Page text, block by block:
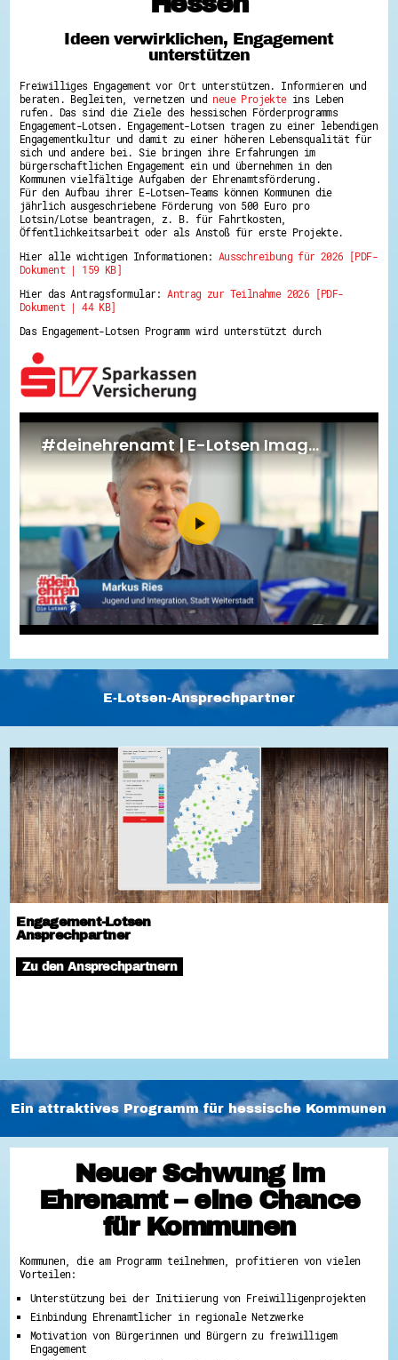
Hessen hilft Ukraine
Zeig uns dein Ehrenamt
Wettbewerb | Trikotwettbewerb
Wettbewerb | 80 Jahre Hessen - Engagement
mit Herz
8 Vereine x 80 Jahre x 1.000 €
Ausgezeichnete Projekte
Menschen des Respekts
SHARE IT: Teile deine Infos!
Gestalte dein Ehrenamt
Ehrenamts-Card Hessen
Engagement-Lotsen
Crowdfunding - Viele schaffen mehr
Ehrentag
Hessen engagiert - Digitale Themenabende
Kompetenznachweis Hessen
Service-Learning
Mach dich schlau
GEMA-Pakt
Di@-Lotsen in Hessen
Energiepreiskrise und Ehrenamt
Flüchtlingshilfe + Integration
Generationsübergreifend aktiv
Patenschaftsprojekte
Qualifizierung & Fortbildung
Stiftungen
Vereine, Spenden, Steuern - Gut zu Wissen
Versicherungsschutz
Wissenswertes rund um dein Ehrenamt
Zahlen, Daten, Fakten aus Hessen
Service
Suche
Downloads
Kontakt
Impressum
Barriere melden
Ideen verwirklichen, Engagement
unterstützen
Freiwilliges Engagement vor Ort unterstützen. Informieren und
beraten. Begleiten, vernetzen und neue Projekteins Leben
rufen. Das sind die Ziele des hessischen Förderprogramms
Engagement-Lotsen. Engagement-Lotsen tragen zu einer lebendigen
Engagementkultur und damit zu einer höheren Lebensqualität für
sich und andere bei. Sie bringen ihre Erfahrungen im
bürgerschaftlichen Engagement ein und übernehmen in den
Kommunen vielfältige Aufgaben der Ehrenamtsförderung.
Für den Aufbau ihrer E-Lotsen-Teams können Kommunen die
jährlich ausgeschriebene Förderung von 500 Euro pro
Lotsin/Lotse beantragen, z. B. für Fahrtkosten,
Öffentlichkeitsarbeit oder als Anstoß für erste Projekte.
Hier alle wichtigen Informationen: Ausschreibung für 2026 [PDF-
Dokument | 159 KB]
Hier das Antragsformular:Antrag zur Teilnahme 2026 [PDF-
Dokument | 44 KB]
Das Engagement-Lotsen Programm wird unterstützt durch
E-Lotsen-Ansprechpartner
Engagement-Lotsen
Ansprechpartner
Zu den Ansprechpartnern
Ein attraktives Programm für hessische Kommunen
Neuer Schwung im
Ehrenamt – eine Chance
für Kommunen
Kommunen, die am Programm teilnehmen, profitieren von vielen
Vorteilen:
Unterstützung bei der Initiierung von Freiwilligenprojekten
Einbindung Ehrenamtlicher in regionale Netzwerke
Motivation von Bürgerinnen und Bürgern zu freiwilligem
Engagement